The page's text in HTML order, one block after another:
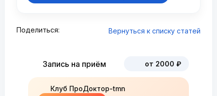
Поделиться: Вернуться к списку статей
Запись на приём от 2000 ₽
Клуб ПроДоктор-tmn